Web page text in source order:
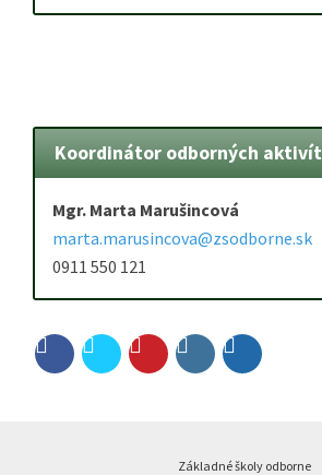
Koordinátor odborných aktivít
Mgr. Marta Marušincová
marta.marusincova@zsodborne.sk
0911 550 121
Základné školy odborne